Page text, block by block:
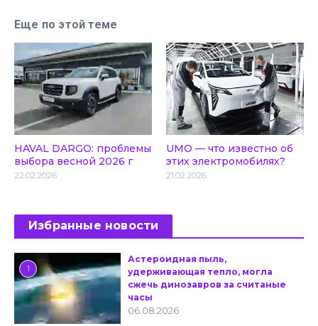
Еще по этой теме
HAVAL DARGO: проблемы
выбора весной 2026 г
22.02.2026
UMO — что известно об
этих электромобилях?
21.02.2026
Избранные новости
1
Астероидная пыль,
удерживающая тепло, могла
сжечь динозавров за считаные
часы
06.08.2026